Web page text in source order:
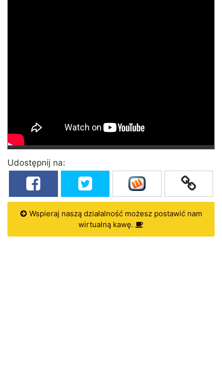
Udostępnij na:
Wspieraj naszą działalność możesz postawić nam
wirtualną kawę.